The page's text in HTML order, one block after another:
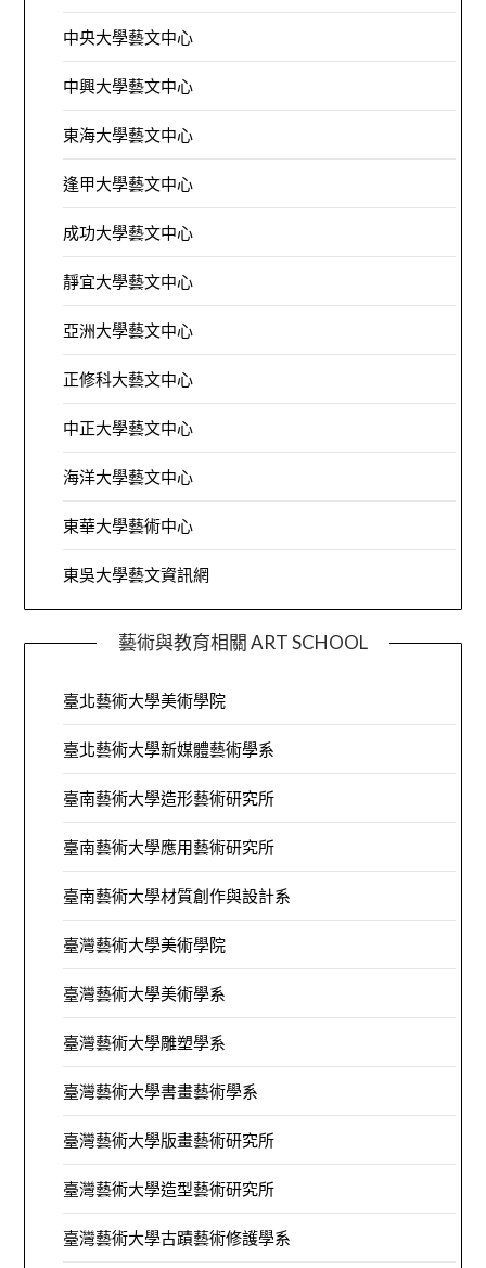
中央大學藝文中心
中興大學藝文中心
東海大學藝文中心
逢甲大學藝文中心
成功大學藝文中心
靜宜大學藝文中心
亞洲大學藝文中心
正修科大藝文中心
中正大學藝文中心
海洋大學藝文中心
東華大學藝術中心
東吳大學藝文資訊網
藝術與教育相關 ART SCHOOL
臺北藝術大學美術學院
臺北藝術大學新媒體藝術學系
臺南藝術大學造形藝術研究所
臺南藝術大學應用藝術研究所
臺南藝術大學材質創作與設計系
臺灣藝術大學美術學院
臺灣藝術大學美術學系
臺灣藝術大學雕塑學系
臺灣藝術大學書畫藝術學系
臺灣藝術大學版畫藝術研究所
臺灣藝術大學造型藝術研究所
臺灣藝術大學古蹟藝術修護學系